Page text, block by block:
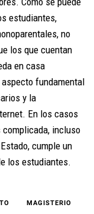
estudiantes,
no
los que cuentan
en casa
fundamental
y la
En los casos
incluso
cumple un
los estudiantes.
MAGISTERIO